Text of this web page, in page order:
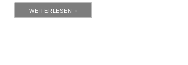
WEITERLESEN »